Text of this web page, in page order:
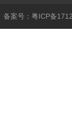
备案号：粤ICP备